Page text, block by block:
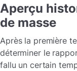
Aperçu
de masse
Après la première
déterminer le
fallu un certain